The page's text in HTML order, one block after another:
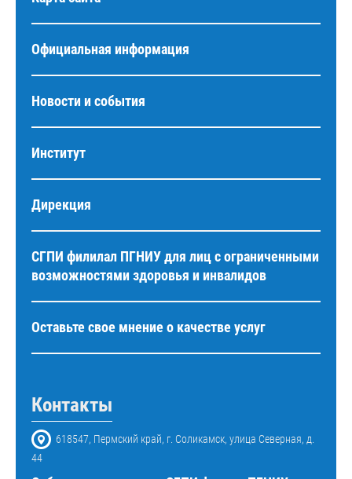
Официальная информация
Новости и события
Институт
Дирекция
СГПИ филилал ПГНИУ для лиц с ограниченными
возможностями здоровья и инвалидов
Оставьте свое мнение о качестве услуг
Контакты
618547, Пермский край, г. Соликамск, улица Северная, д.
44